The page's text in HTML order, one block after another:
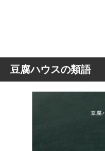
豆腐ハウスの類語